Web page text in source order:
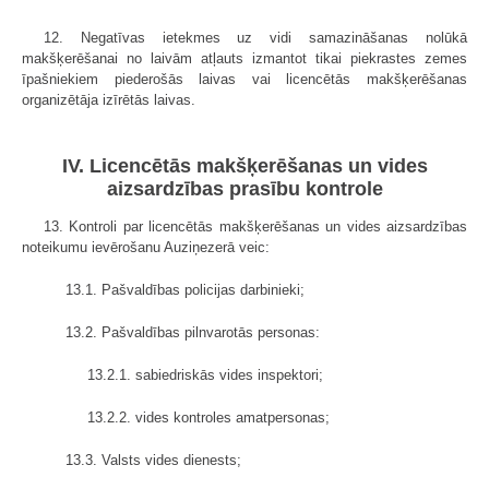
12. Negatīvas ietekmes uz vidi samazināšanas nolūkā
makšķerēšanai no laivām atļauts izmantot tikai piekrastes zemes
īpašniekiem piederošās laivas vai licencētās makšķerēšanas
organizētāja izīrētās laivas.
IV. Licencētās makšķerēšanas un vides
aizsardzības prasību kontrole
13. Kontroli par licencētās makšķerēšanas un vides aizsardzības
noteikumu ievērošanu Auziņezerā veic:
13.1. Pašvaldības policijas darbinieki;
13.2. Pašvaldības pilnvarotās personas:
13.2.1. sabiedriskās vides inspektori;
13.2.2. vides kontroles amatpersonas;
13.3. Valsts vides dienests;